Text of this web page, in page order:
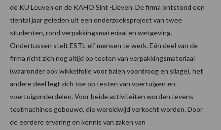
de KU Leuven en de KAHO Sint -Lieven. De firma ontstond een
tiental jaar geleden uit een onderzoeksproject van twee
studenten, rond verpakkingsmateriaal en wetgeving.
Ondertussen stelt ESTL elf mensen te werk. Eén deel van de
firma richt zich nog altijd op testen van verpakkingsmateriaal
(waaronder ook wikkelfolie voor balen voordroog en silage), het
andere deel legt zich toe op testen van voertuigen en
voertuigonderdelen. Voor beide activiteiten worden tevens
testmachines gebouwd, die wereldwijd verkocht worden. Door
de eerdere ervaring en kennis van zaken van